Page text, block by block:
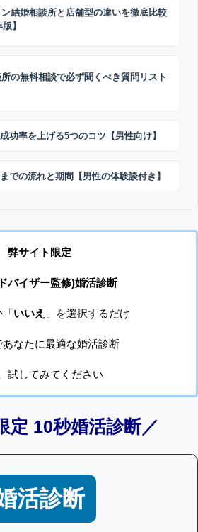
結婚相談所と店舗型の違いを徹底比較
】
の無料相談で必ず聞くべき質問リスト
功率を上げる5つのコツ【男性向け】
での流れと期間【男性の体験談付き】
弊サイト限定
バイザー監修)婚活診断
いいえ 」を選択するだけ
あなたに最適な婚活診断
試してみてください
定 10秒婚活診断／
活診断